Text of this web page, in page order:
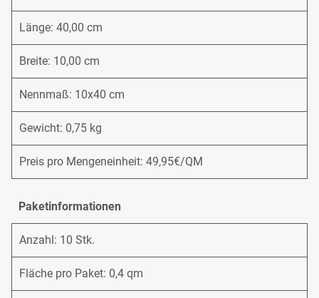
Länge: 40,00 cm
Breite: 10,00 cm
Nennmaß: 10x40 cm
Gewicht: 0,75 kg
Preis pro Mengeneinheit: 49,95€/QM
Paketinformationen
Anzahl: 10 Stk.
Fläche pro Paket: 0,4 qm